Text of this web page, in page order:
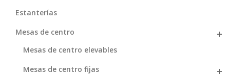
Estanterías
Mesas de centro
Mesas de centro elevables
Mesas de centro fijas